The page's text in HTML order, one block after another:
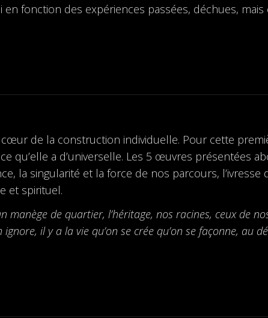
fonction des expériences passées, déchues,
cœur de la construction individuelle. Pour cette
qu’elle a d’universelle. Les 5 œuvres présentées
la singularité et la force de nos parcours, l’ivresse
et spirituel.
manège de quartier, l’héritage, nos racines, ceux de
il y a la vie qu’on se crée qu’on se façonne, au